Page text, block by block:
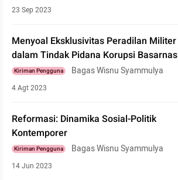
23 Sep 2023
Menyoal Eksklusivitas Peradilan Militer
dalam Tindak Pidana Korupsi Basarnas
Kiriman Pengguna Bagas Wisnu Syammulya
4 Agt 2023
Reformasi: Dinamika Sosial-Politik
Kontemporer
Kiriman Pengguna Bagas Wisnu Syammulya
14 Jun 2023